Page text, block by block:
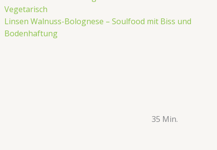
Vegetarisch
Linsen Walnuss-Bolognese – Soulfood mit Biss und
Bodenhaftung
35 Min.